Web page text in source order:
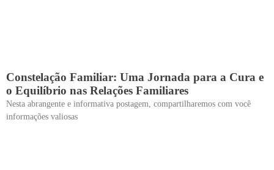
Constelação Familiar: Uma Jornada para a Cura e
o Equilíbrio nas Relações Familiares
Nesta abrangente e informativa postagem, compartilharemos com você
informações valiosas